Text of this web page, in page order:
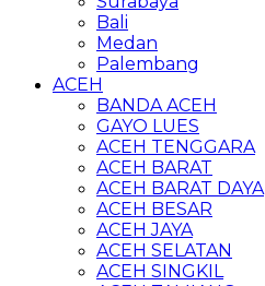
Bali
Medan
Palembang
ACEH
BANDA ACEH
GAYO LUES
ACEH TENGGARA
ACEH BARAT
ACEH BARAT DAYA
ACEH BESAR
ACEH JAYA
ACEH SELATAN
ACEH SINGKIL